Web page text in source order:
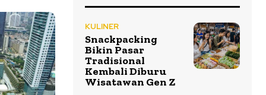
KULINER
Snackpacking
Bikin Pasar
Tradisional
Kembali Diburu
Wisatawan Gen Z